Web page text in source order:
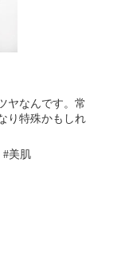
ヤなんです。常
り特殊かもしれ
美肌